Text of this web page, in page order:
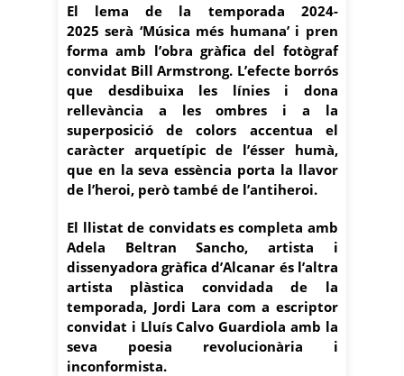
El lema de la temporada 2024-
2025 serà ‘Música més humana’ i pren
forma amb l’obra gràfica del fotògraf
convidat Bill Armstrong. L’efecte borrós
que desdibuixa les línies i dona
rellevància a les ombres i a la
superposició de colors accentua el
caràcter arquetípic de l’ésser humà,
que en la seva essència porta la llavor
de l’heroi, però també de l’antiheroi.
El llistat de convidats es completa amb
Adela Beltran Sancho, artista i
dissenyadora gràfica d’Alcanar és l’altra
artista plàstica convidada de la
temporada, Jordi Lara com a escriptor
convidat i Lluís Calvo Guardiola amb la
seva poesia revolucionària i
inconformista.